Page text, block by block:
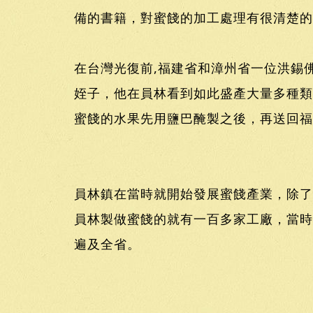
備的書籍，對蜜餞的加工處理有很清楚
在台灣光復前,福建省和漳州省一位洪錫
姪子，他在員林看到如此盛產大量多種
蜜餞的水果先用鹽巴醃製之後，再送回
員林鎮在當時就開始發展蜜餞產業，除
員林製做蜜餞的就有一百多家工廠，當
遍及全省。